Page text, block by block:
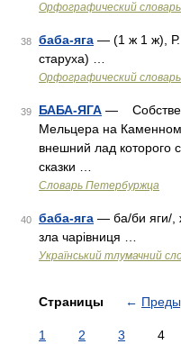
Орфографический словарь
38 баба-яга — (1 ж 1 ж), Р.
старуха) …
Орфографический словарь
39 БАБА-ЯГА —
Мельцера на
внешний лад которого
сказки …
Словарь Петербуржца
40 баба-яга — ба/би яги/,
зла чарівниця …
Український тлумачний
Страницы ←
1 2 3 4